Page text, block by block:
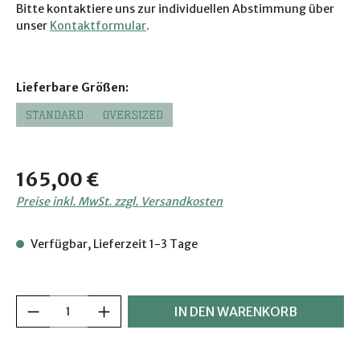
Bitte kontaktiere uns zur individuellen Abstimmung über
unser Kontaktformular.
Regulärer Preis:
165,00 €
Preise inkl. MwSt. zzgl. Versandkosten
Verfügbar, Lieferzeit 1-3 Tage
Lieferbare Größen:auswählen
STANDARD
OVERSIZED
Produkt Anzahl: Gib den gewünschten
IN DEN WARENKORB